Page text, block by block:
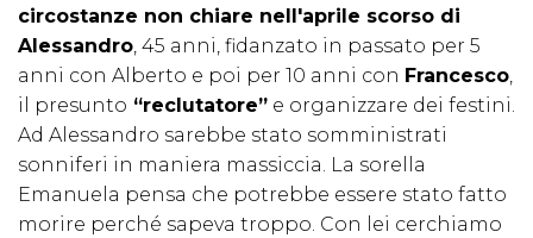
circostanze non chiare nell'aprile scorso di
Alessandro, 45 anni, fidanzato in passato per 5
anni con Alberto e poi per 10 anni con Francesco,
il presunto “reclutatore” e organizzare dei festini.
Ad Alessandro sarebbe stato somministrati
sonniferi in maniera massiccia. La sorella
Emanuela pensa che potrebbe essere stato fatto
morire perché sapeva troppo. Con lei cerchiamo